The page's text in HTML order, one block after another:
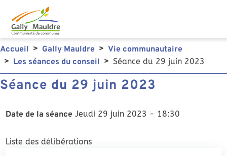
Accueil Gally Mauldre
Vie communautaire
Les séances du conseil
Séance du 29 juin 2023
Séance du 29 juin 2023
Date de la séance Jeudi 29 juin 2023 - 18:30
Liste des délibérations